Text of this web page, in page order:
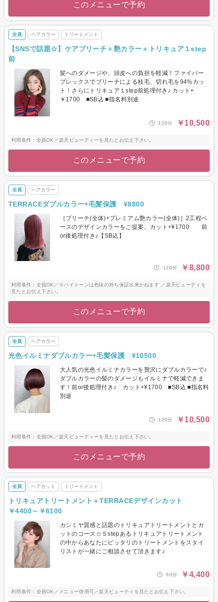
このメニューで予約
全員 ヘアカラー トリートメント
【SNSで話題☆】ケアブリーチ＋艶カラー＋トリキュア１step
前
髪へのダメージや、頭皮への負担を軽減！ファイバー
プレックスでブリーチによる枝毛、切れ毛を94%カッ
ト！さらにトリキュア１step前処理付き♪ カット+
￥1700 ■SB込 ■指名料別途
120分 ￥10,500
利用条件：全員OK／楽天ビューティーを見たとお伝え下さい。
このメニューで予約
全員 ヘアカラー
TERRACEダブルカラー+毛髪保護 ¥8800
［ブリーチ(全体)+プレミアム艶カラー(全体)］2工程ベ
ースのデザインカラーをご提案。カット+¥1700 前
or後処理付き♪【SB込】
120分 ￥8,800
利用条件：全員OK／※ハイトーンは色味の持ち保証出来かねます ／楽天ビューティを
見たとお伝え下さい。
このメニューで予約
全員 ヘアカラー
光色イルミナダブルカラー+毛髪保護 ¥10500
大人気の光色イルミナカラーを贅沢にダブルカラーで♪
ダブルカラーの髪のダメージもイルミナで軽減できま
す！前or後処理付き♪ カット+¥1700 ■SB込 ■指名料
別途
120分 ￥10,500
利用条件：全員OK／楽天ビューティーを見たとお伝え下さい。
このメニューで予約
全員 ヘアカット トリートメント
トリキュアトリートメント＋TERRACEデザインカット
￥4400～￥6100
カシミヤ質感と話題のトリキュアトリートメントとカ
ットのコース☆５stepあるトリキュアトリートメント
の中からあなたにピッタリのトリートメントをスタイ
リストが一緒にご相談させて頂きます♪
60分 ￥4,400
利用条件：全員OK／メニュー併用可／楽天ビューティを見たとお伝え下さい。